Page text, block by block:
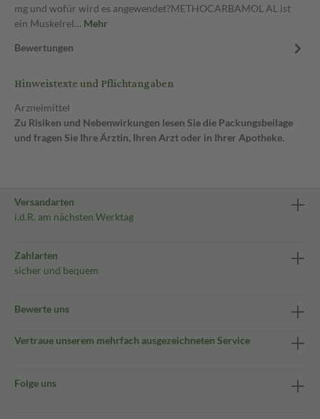
mg und wofür wird es angewendet?METHOCARBAMOL AL ist
ein Muskelrel… Mehr
Bewertungen
Hinweistexte und Pflichtangaben
Arzneimittel
Zu Risiken und Nebenwirkungen lesen Sie die Packungsbeilage
und fragen Sie Ihre Ärztin, Ihren Arzt oder in Ihrer Apotheke.
Versandarten
i.d.R. am nächsten Werktag
Zahlarten
sicher und bequem
Bewerte uns
Vertraue unserem mehrfach ausgezeichneten Service
Folge uns